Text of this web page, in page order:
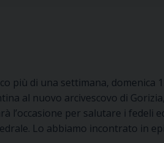
più di una settimana, domenica
al nuovo arcivescovo di
l’occasione per salutare i fedeli
Lo abbiamo incontrato in